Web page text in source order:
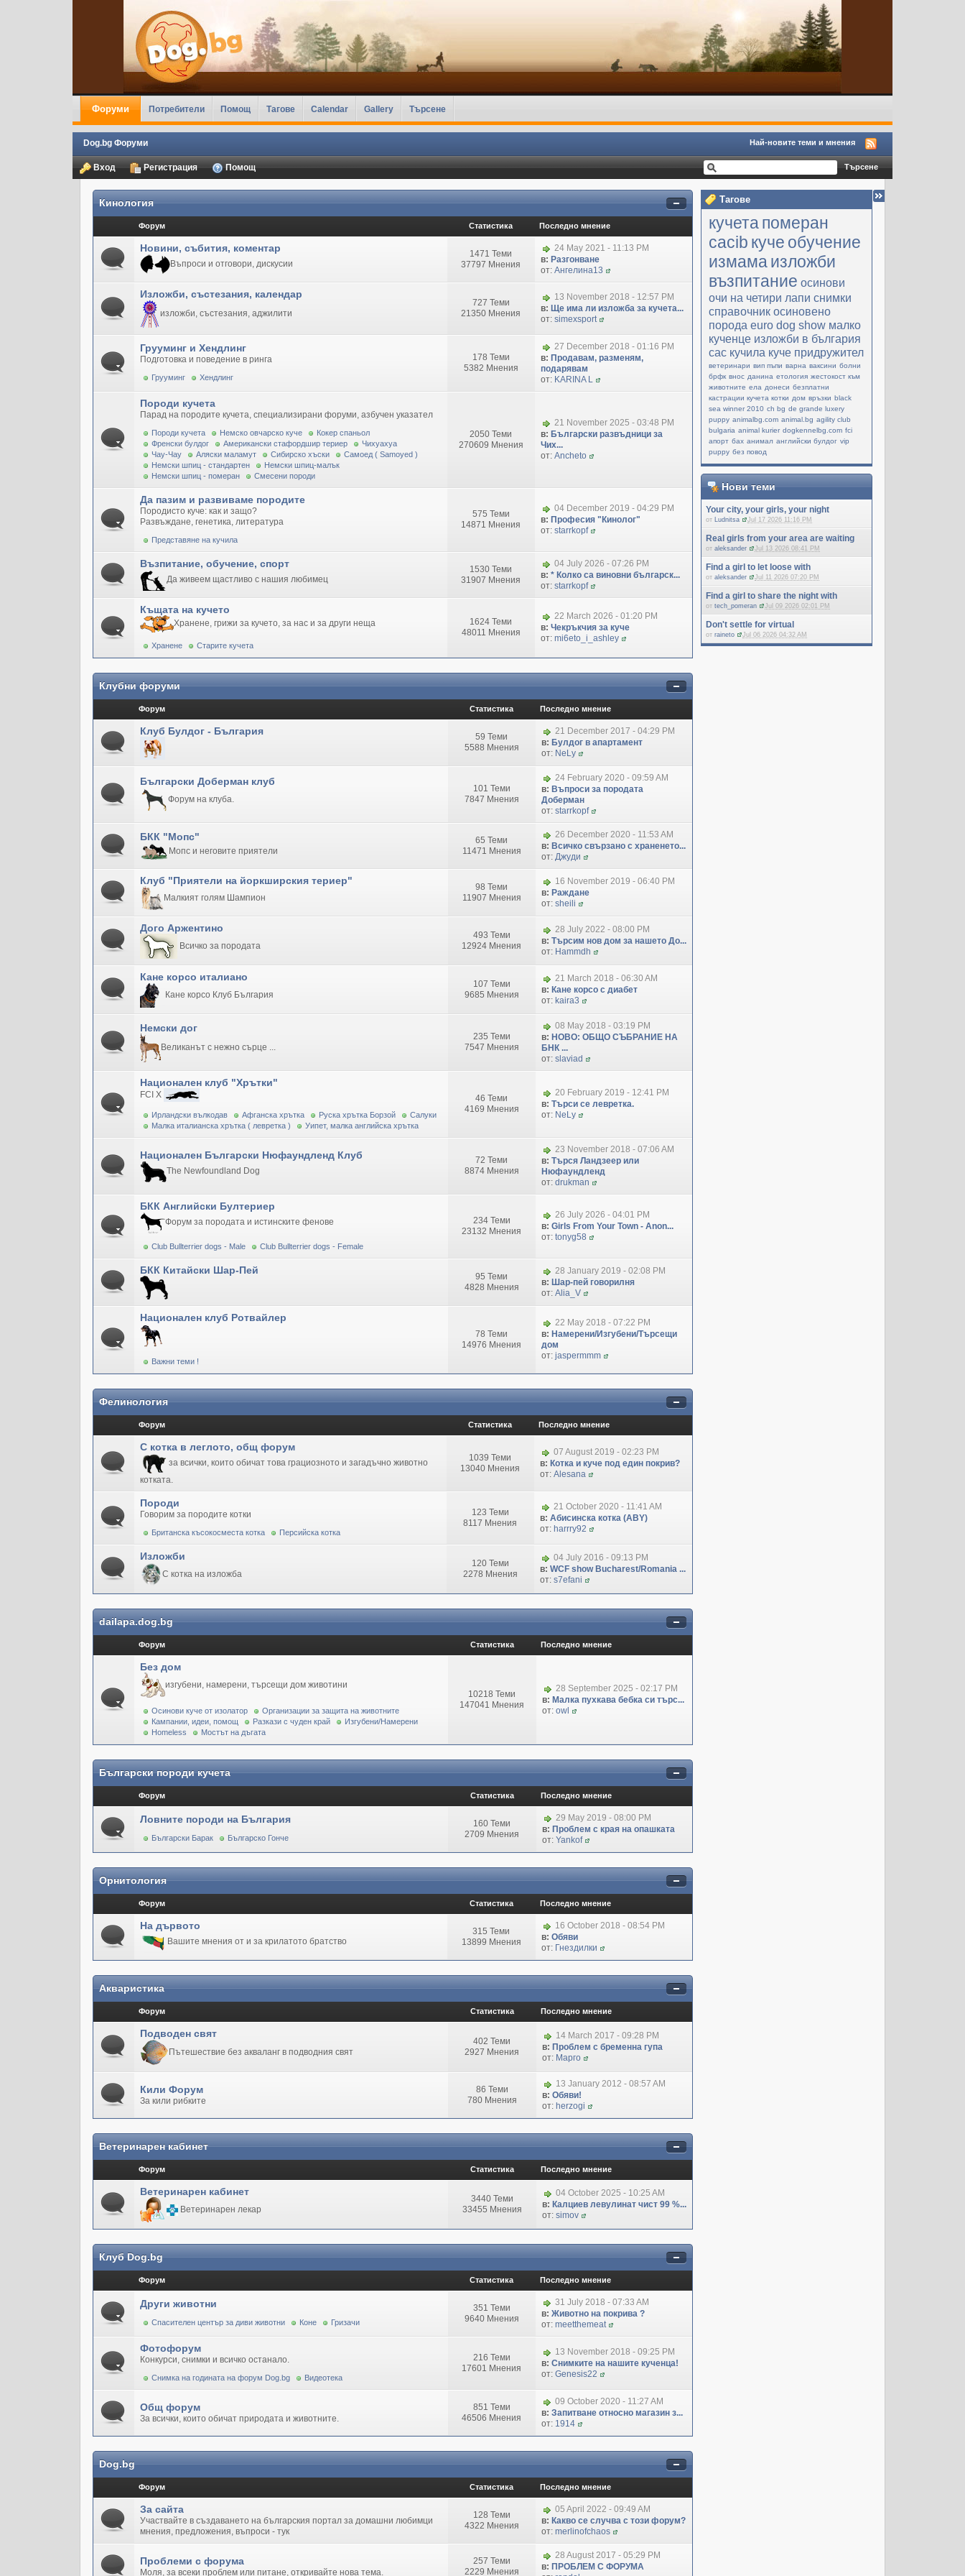
Форуми Потребители Помощ Тагове Calendar Gallery Търсене
Dog.bg Форуми Най-новите теми и мнения
Вход Регистрация Помощ
Тагове
кучетапомеран
cacib куче обучение
измамаизложби
възпитание осинови
очи на четири лапи снимки
справочник осиновено
порода еuro dog show малко
кученце изложби в българия
cac кучила куче придружител
ветеринари вип пъпи варна ваксини болни
брфк внос данина етология жестокост към
животните ела донеси безплатни
кастрации кучета котки дом връзки black
sea winner 2010 ch bg de grande luxery
puppy animalbg.com animal.bg agility club
bulgaria animal kurier dogkennelbg.com fci
апорт бах анимал английски булдог vip
puppy без повод
Нови теми
Your city, your girls, your night
от Ludnitsa Jul 17 2026 11:16 PM
Real girls from your area are waiting
отaleksander Jul 13 2026 08:41 PM
Find a girl to let loose with
отaleksander Jul 11 2026 07:20 PM
Find a girl to share the night with
отtech_pomeran Jul 09 2026 02:01 PM
Don't settle for virtual
отraineto Jul 06 2026 04:32 AM
Кинология
Форум Статистика Последно мнение
Новини, събития, коментар
Въпроси и отговори, дискусии
1471 Теми
37797 Мнения
24 May 2021 - 11:13 PM
в: Разгонване
от: Ангелина13
Изложби, състезания, календар
изложби, състезания, аджилити
727 Теми
21350 Мнения
13 November 2018 - 12:57 PM
в: Ще има ли изложба за кучета...
от: simexsport
Грууминг и Хендлинг
Подготовка и поведение в ринга
Грууминг Хендлинг
178 Теми
5382 Мнения
27 December 2018 - 01:16 PM
в: Продавам, разменям,
подарявам
от: KARINA L
Породи кучета
Парад на породите кучета, специализирани форуми, азбучен указател
Породи кучета Немско овчарско куче
Кокер спаньол
Френски булдог
Американски стафордшир териер
Чихуахуа
Чау-Чау
Аляски маламут Сибирско хъски
Самоед ( Samoyed )
Немски шпиц - стандартен
Немски шпиц-малък
Немски шпиц - померан
Смесени породи
2050 Теми
270609 Мнения
21 November 2025 - 03:48 PM
в: Български развъдници за
Чих...
от: Ancheto
Да пазим и развиваме породите
Породисто куче: как и защо?
Развъждане, генетика, литература
Представяне на кучила
575 Теми
14871 Мнения
04 December 2019 - 04:29 PM
в: Професия "Кинолог"
от: starrkopf
Възпитание, обучение, спорт
Да живеем щастливо с нашия любимец
1530 Теми
31907 Мнения
04 July 2026 - 07:26 PM
в: * Колко са виновни българск...
от: starrkopf
Къщата на кучето
Хранене, грижи за кучето, за нас и за други неща
Хранене Старите кучета
1624 Теми
48011 Мнения
22 March 2026 - 01:20 PM
в: Чекръкчия за куче
от: mi6eto_i_ashley
Клубни форуми
Форум Статистика Последно мнение
Клуб Булдог - България
59 Теми
5588 Мнения
21 December 2017 - 04:29 PM
в: Булдог в апартамент
от: NeLy
Български Доберман клуб
Форум на клуба.
101 Теми
7847 Мнения
24 February 2020 - 09:59 AM
в: Въпроси за породата
Доберман
от: starrkopf
БКК "Мопс"
Мопс и неговите приятели
65 Теми
11471 Мнения
26 December 2020 - 11:53 AM
в: Всичко свързано с храненето...
от: Джуди
Клуб "Приятели на йоркширския териер"
Малкият голям Шампион
98 Теми
11907 Мнения
16 November 2019 - 06:40 PM
в: Раждане
от: sheili
Дого Аржентино
Всичко за породата
493 Теми
12924 Мнения
28 July 2022 - 08:00 PM
в: Търсим нов дом за нашето До...
от: Hammdh
Кане корсо италиано
Кане корсо Клуб България
107 Теми
9685 Мнения
21 March 2018 - 06:30 AM
в: Кане корсо с диабет
от: kaira3
Немски дог
Великанът с нежно сърце ...
235 Теми
7547 Мнения
08 May 2018 - 03:19 PM
в: НОВО: ОБЩО СЪБРАНИЕ НА
БНК ...
от: slaviad
Национален клуб "Хрътки"
FCI X
Ирландски вълкодав Афганска хрътка Руска хрътка Борзой
Салуки
Малка италианска хрътка ( левретка )
Уипет, малка английска хрътка
46 Теми
4169 Мнения
20 February 2019 - 12:41 PM
в: Търси се левретка.
от: NeLy
Национален Български Нюфаундленд Клуб
The Newfoundland Dog
72 Теми
8874 Мнения
23 November 2018 - 07:06 AM
в: Търся Ландзеер или
Нюфаундленд
от: drukman
БКК Английски Бултериер
Форум за породата и истинските фенове
Club Bullterrier dogs - Male Club Bullterrier dogs - Female
234 Теми
23132 Мнения
26 July 2026 - 04:01 PM
в: Girls From Your Town - Anon...
от: tonyg58
БКК Китайски Шар-Пей
95 Теми
4828 Мнения
28 January 2019 - 02:08 PM
в: Шар-пей говорилня
от: Alia_V
Национален клуб Ротвайлер
Важни теми !
78 Теми
14976 Мнения
22 May 2018 - 07:22 PM
в: Намерени/Изгубени/Търсещи
дом
от: jaspermmm
Фелинология
Форум Статистика Последно мнение
С котка в леглото, общ форум
за всички, които обичат това грациозното и загадъчно животно
котката.
1039 Теми
13040 Мнения
07 August 2019 - 02:23 PM
в: Котка и куче под един покрив?
от: Alesana
Породи
Говорим за породите котки
Британска късокосместа котка Персийска котка
123 Теми
8117 Мнения
21 October 2020 - 11:41 AM
в: Абисинска котка (ABY)
от: harrry92
Изложби
С котка на изложба
120 Теми
2278 Мнения
04 July 2016 - 09:13 PM
в: WCF show Bucharest/Romania ...
от: s7efani
dailapa.dog.bg
Форум Статистика Последно мнение
Без дом
изгубени, намерени, търсещи дом животини
Осинови куче от изолатор
Организации за защита на животните
Кампании, идеи, помощ
Разкази с чуден край
Изгубени/Намерени
Homeless
Мостът на дъгата
10218 Теми
147041 Мнения
28 September 2025 - 02:17 PM
в: Малка пухкава бебка си търс...
от: owl
Български породи кучета
Форум Статистика Последно мнение
Ловните породи на България
Български Барак Българско Гонче
160 Теми
2709 Мнения
29 May 2019 - 08:00 PM
в: Проблем с края на опашката
от: Yankof
Орнитология
Форум Статистика Последно мнение
На дървото
Вашите мнения от и за крилатото братство
315 Теми
13899 Мнения
16 October 2018 - 08:54 PM
в: Обяви
от: Гнездилки
Акваристика
Форум Статистика Последно мнение
Подводен свят
Пътешествие без акваланг в подводния свят
402 Теми
2927 Мнения
14 March 2017 - 09:28 PM
в: Проблем с бременна гупа
от: Марго
Кили Форум
За кили рибките
86 Теми
780 Мнения
13 January 2012 - 08:57 AM
в: Обяви!
от: herzogi
Ветеринарен кабинет
Форум Статистика Последно мнение
Ветеринарен кабинет
Ветеринарен лекар
3440 Теми
33455 Мнения
04 October 2025 - 10:25 AM
в: Калциев левулинат чист 99 %...
от: simov
Клуб Dog.bg
Форум Статистика Последно мнение
Други животни
Спасителен център за диви животни Коне Гризачи
351 Теми
9640 Мнения
31 July 2018 - 07:33 AM
в: Животно на покрива ?
от: meetthemeat
Фотофорум
Конкурси, снимки и всичко останало.
Снимка на годината на форум Dog.bg Видеотека
216 Теми
17601 Мнения
13 November 2018 - 09:25 PM
в: Снимките на нашите кученца!
от: Genesis22
Общ форум
За всички, които обичат природата и животните.
851 Теми
46506 Мнения
09 October 2020 - 11:27 AM
в: Запитване относно магазин з...
от: 1914
Dog.bg
Форум Статистика Последно мнение
За сайта
Участвайте в създаването на българския портал за домашни любимци
мнения, предложения, въпроси - тук
128 Теми
4322 Мнения
05 April 2022 - 09:49 AM
в: Какво се случва с този форум?
от: merlinofchaos
Проблеми с форума
Моля, за всеки проблем или питане, откривайте нова тема.
257 Теми
2229 Мнения
28 August 2017 - 05:29 PM
в: ПРОБЛЕМ С ФОРУМА